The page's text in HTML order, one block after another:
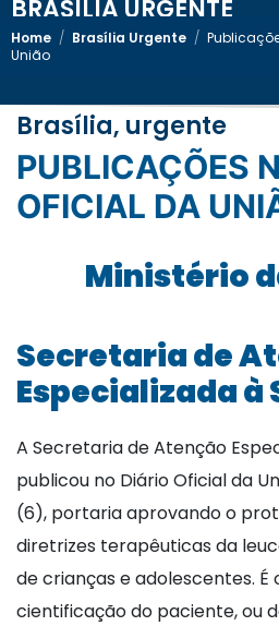
BRASÍLIA URGENTE
Home / Brasília Urgente /
União
Brasília, urgente
PUBLICAÇÕES NO DIÁRIO
OFICIAL DA
Ministério
Secretaria de
Especializada à
A Secretaria de Atenção
publicou no Diário Oficial da
(6), portaria aprovando o
diretrizes terapêuticas da
de crianças e adolescentes.
cientificação do paciente, ou